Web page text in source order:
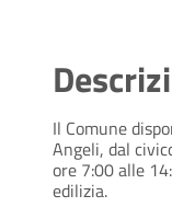
Il Comune
Angeli, dal
ore 7:00 alle
edilizia.